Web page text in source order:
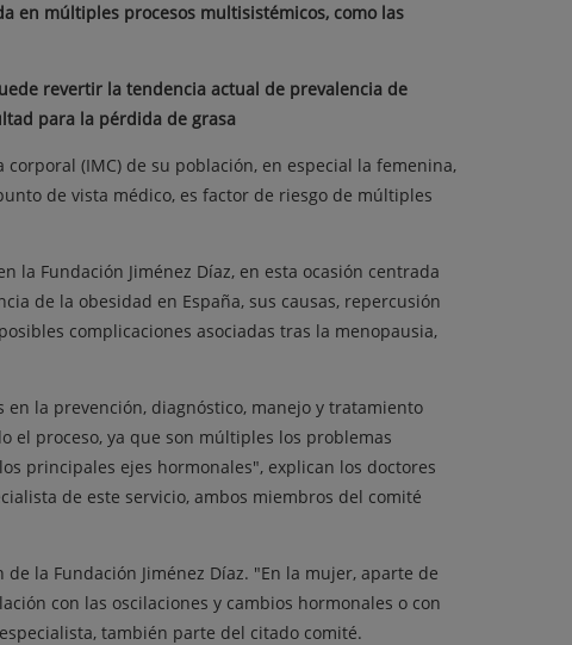
en múltiples procesos multisistémicos, como las
revertir la tendencia actual de prevalencia de
para la pérdida de grasa
(IMC) de su población, en especial la femenina,
de vista médico, es factor de riesgo de múltiples
la Fundación Jiménez Díaz, en esta ocasión centrada
de la obesidad en España, sus causas, repercusión
complicaciones asociadas tras la menopausia,
la prevención, diagnóstico, manejo y tratamiento
el proceso, ya que son múltiples los problemas
principales ejes hormonales", explican los doctores
de este servicio, ambos miembros del comité
la Fundación Jiménez Díaz. "En la mujer, aparte de
con las oscilaciones y cambios hormonales o con
también parte del citado comité.